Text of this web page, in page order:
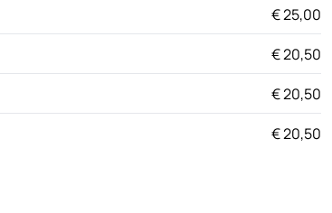
€ 25,00
€ 20,50
€ 20,50
€ 20,50